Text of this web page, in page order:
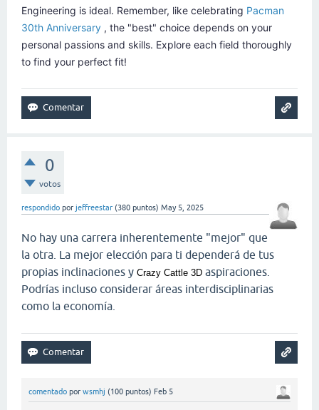
Engineering is ideal. Remember, like celebrating Pacman
30th Anniversary , the "best" choice depends on your
personal passions and skills. Explore each field thoroughly
to find your perfect fit!
0
votos
respondido por jeffreestar (380 puntos) May 5, 2025
No hay una carrera inherentemente "mejor" que
la otra. La mejor elección para ti dependerá de tus
propias inclinaciones y Crazy Cattle 3D aspiraciones.
Podrías incluso considerar áreas interdisciplinarias
como la economía.
comentado por wsmhj (100 puntos) Feb 5